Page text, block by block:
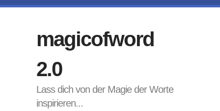
magicofword
2.0
Lass dich von der Magie der Worte
inspirieren...